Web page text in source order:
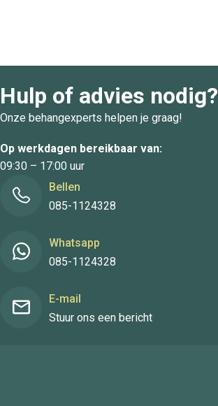
Hulp of advies nodig?
Onze behangexperts helpen je graag!
Op werkdagen bereikbaar van:
09:30 – 17:00 uur
Bellen
085-1124328
Whatsapp
085-1124328
E-mail
Stuur ons een bericht